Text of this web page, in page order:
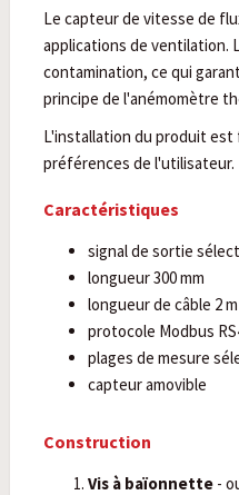
Le capteur de vitesse de
applications de ventilation.
contamination, ce qui
principe de l'anémomètre
L'installation du produit est
préférences de l'utilisateur.
Caractéristiques
signal de sortie
longueur 300 mm
longueur de câble 2 m
protocole Modbus
plages de mesure
capteur amovible
Construction
Vis à baïonnette -